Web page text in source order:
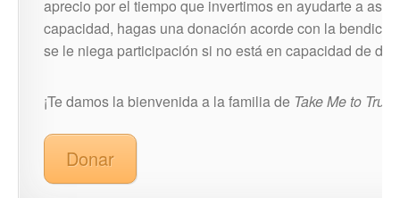
aprecio por el tiempo que invertimos en ayudarte a
capacidad, hagas una donación acorde con la
se le niega participación si no está en capacidad de
¡Te damos la bienvenida a la familia de Take Me to Truth
Donar